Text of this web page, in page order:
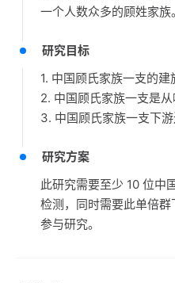
一个人数众多的顾姓家族。
研究目标
1. 中国顾氏家族一支的建
2. 中国顾氏家族一支是从
3. 中国顾氏家族一支下游
研究方案
此研究需要至少 10 位中
检测，同时需要此单倍
参与研究。